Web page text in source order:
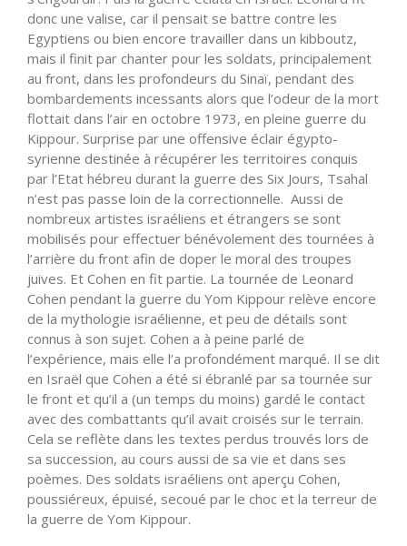
donc une valise, car il pensait se battre contre les
Egyptiens ou bien encore travailler dans un kibboutz,
mais il finit par chanter pour les soldats, principalement
au front, dans les profondeurs du Sinaï, pendant des
bombardements incessants alors que l’odeur de la mort
flottait dans l’air en octobre 1973, en pleine guerre du
Kippour. Surprise par une offensive éclair égypto-
syrienne destinée à récupérer les territoires conquis
par l’Etat hébreu durant la guerre des Six Jours, Tsahal
n’est pas passe loin de la correctionnelle. Aussi de
nombreux artistes israéliens et étrangers se sont
mobilisés pour effectuer bénévolement des tournées à
l’arrière du front afin de doper le moral des troupes
juives. Et Cohen en fit partie. La tournée de Leonard
Cohen pendant la guerre du Yom Kippour relève encore
de la mythologie israélienne, et peu de détails sont
connus à son sujet. Cohen a à peine parlé de
l’expérience, mais elle l’a profondément marqué. Il se dit
en Israël que Cohen a été si ébranlé par sa tournée sur
le front et qu’il a (un temps du moins) gardé le contact
avec des combattants qu’il avait croisés sur le terrain.
Cela se reflète dans les textes perdus trouvés lors de
sa succession, au cours aussi de sa vie et dans ses
poèmes. Des soldats israéliens ont aperçu Cohen,
poussiéreux, épuisé, secoué par le choc et la terreur de
la guerre de Yom Kippour.